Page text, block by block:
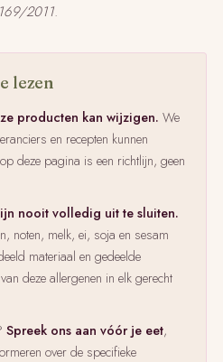
2011.
lezen
producten kan wijzigen. We
en recepten kunnen
deze pagina is een richtlijn, geen
nooit volledig uit te sluiten.
noten, melk, ei, soja en sesam
materiaal en gedeelde
deze allergenen in elk gerecht
Spreek ons aan vóór je eet,
over de specifieke